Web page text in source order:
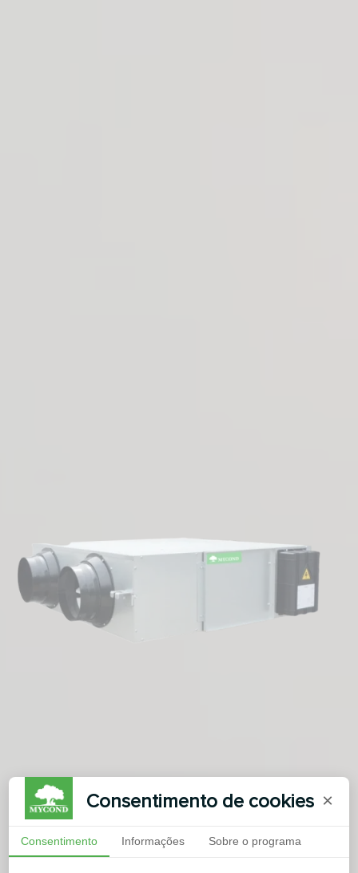
Consentimento de cookies ×
Consentimento Informações Sobre o programa